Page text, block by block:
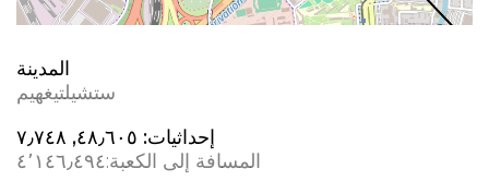
المدينة
ستشيلتيغهيم
إحداثيات: ٤٨٫٦٠٥, ٧٫٧٤٨
المسافة إلى الكعبة:٤٬١٤٦٫٤٩٤